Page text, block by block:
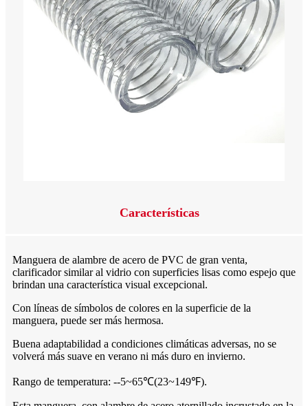
Características
Manguera de alambre de acero de PVC de gran venta,
clarificador similar al vidrio con superficies lisas como espejo que
brindan una característica visual excepcional.
Con líneas de símbolos de colores en la superficie de la
manguera, puede ser más hermosa.
Buena adaptabilidad a condiciones climáticas adversas, no se
volverá más suave en verano ni más duro en invierno.
Rango de temperatura: --5~65℃(23~149℉).